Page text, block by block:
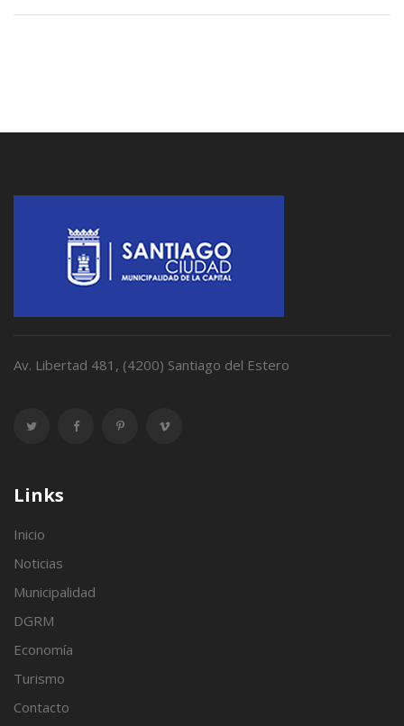
Av. Libertad 481, (4200) Santiago del Estero
Links
Inicio
Noticias
Municipalidad
DGRM
Economía
Turismo
Contacto